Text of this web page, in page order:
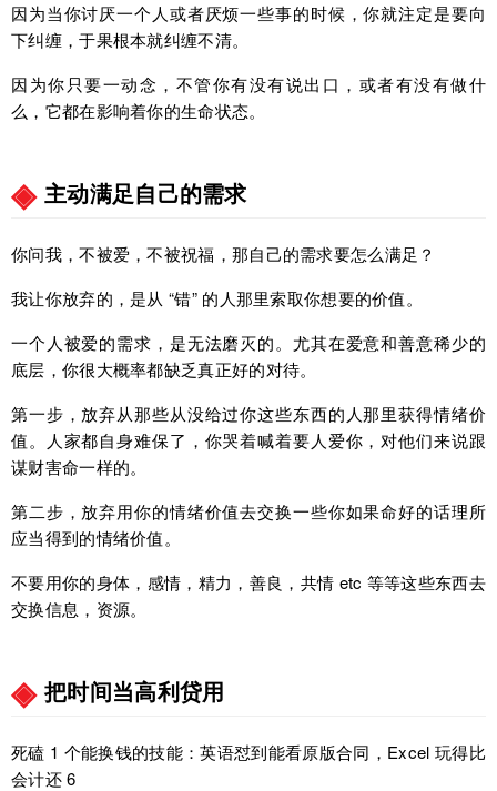
因为当你讨厌一个人或者厌烦一些事的时候，你就注定是要向
下纠缠，于果根本就纠缠不清。
因为你只要一动念，不管你有没有说出口，或者有没有做什
么，它都在影响着你的生命状态。
主动满足自己的需求
你问我，不被爱，不被祝福，那自己的需求要怎么满足？
我让你放弃的，是从 “错” 的人那里索取你想要的价值。
一个人被爱的需求，是无法磨灭的。尤其在爱意和善意稀少的
底层，你很大概率都缺乏真正好的对待。
第一步，放弃从那些从没给过你这些东西的人那里获得情绪价
值。人家都自身难保了，你哭着喊着要人爱你，对他们来说跟
谋财害命一样的。
第二步，放弃用你的情绪价值去交换一些你如果命好的话理所
应当得到的情绪价值。
不要用你的身体，感情，精力，善良，共情 etc 等等这些东西去
交换信息，资源。
把时间当高利贷用
死磕 1 个能换钱的技能：英语怼到能看原版合同，Excel 玩得比
会计还 6